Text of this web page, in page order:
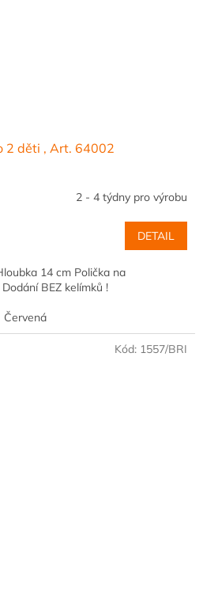
2 děti , Art. 64002
2 - 4 týdny pro výrobu
DETAIL
14 cm Polička na
BEZ kelímků !
Červená
Kód: 1557/BRI